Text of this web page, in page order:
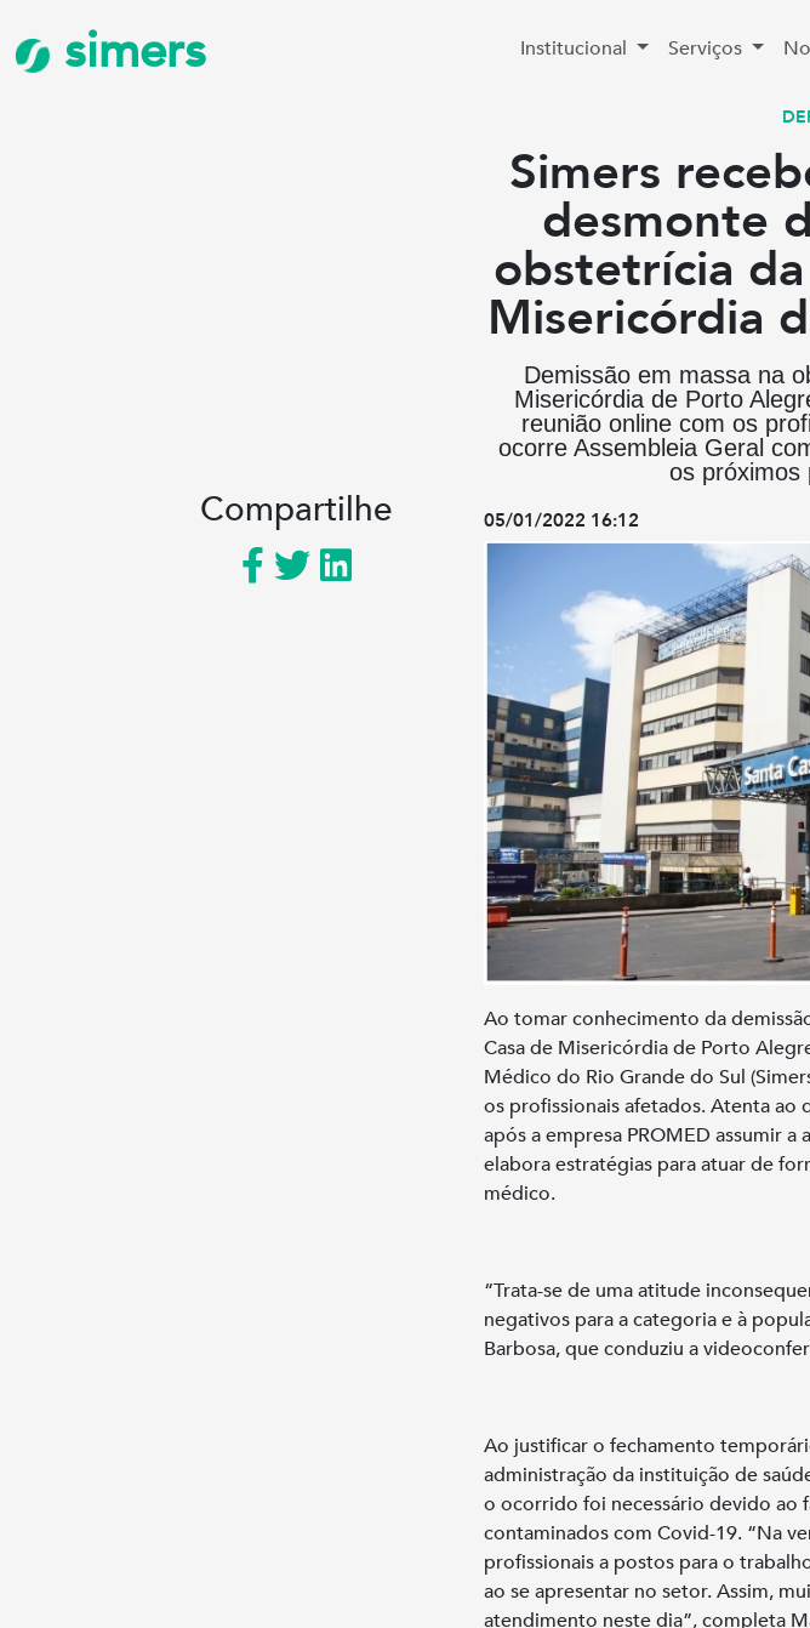
simers Institucional Serviços
Simers
desmonte
obstetrícia
Misericórdia
Demissão em massa na
Misericórdia de Porto
reunião online com os
ocorre Assembleia Geral
os próximos
Compartilhe 05/01/2022 16:12
Ao tomar conhecimento da
Casa de Misericórdia de Porto
Médico do Rio Grande do Sul
os profissionais afetados. Atenta ao
após a empresa PROMED assumir
elabora estratégias para atuar de
médico.
“Trata-se de uma atitude
negativos para a categoria e à
Barbosa, que conduziu a
Ao justificar o fechamento
administração da instituição de
o ocorrido foi necessário devido ao
contaminados com Covid-19. “Na
profissionais a postos para o
ao se apresentar no setor. Assim,
atendimento neste dia”, completa